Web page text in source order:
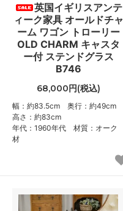
英国イギリスアンテ
ィーク家具 オールドチャ
ーム ワゴン トローリー
OLD CHARM キャスタ
ー付 ステンドグラス
B746
68,000円(税込)
幅：約83.5cm 奥行：約49cm
高さ：約83cm
年代：1960年代 材質：オーク
材